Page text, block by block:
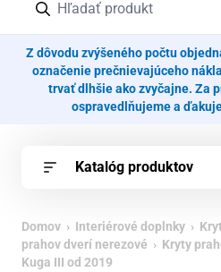
Z dôvodu zvýšeného počtu
označenie prečnievajúceho
trvať dlhšie ako zvyčajne. Za
ospravedlňujeme a
Katalóg produktov
Domov › Interiérové doplnky ›
prahov dverí nerezové › Kryty
Kuga III od 2019